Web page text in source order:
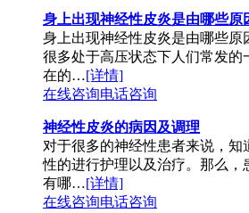
身上出现神经性皮炎是由哪些原
身上出现神经性皮炎是由哪些原
很多处于高压状态下人们常发的
在的…[详情]
在线咨询电话咨询
神经性皮炎的病因及调理
对于很多的神经性患者来说，知
性的进行护理以及治疗。那么，
有哪…[详情]
在线咨询电话咨询